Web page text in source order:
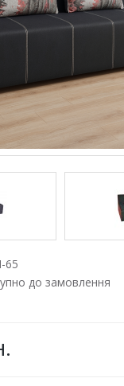
65
до замовлення